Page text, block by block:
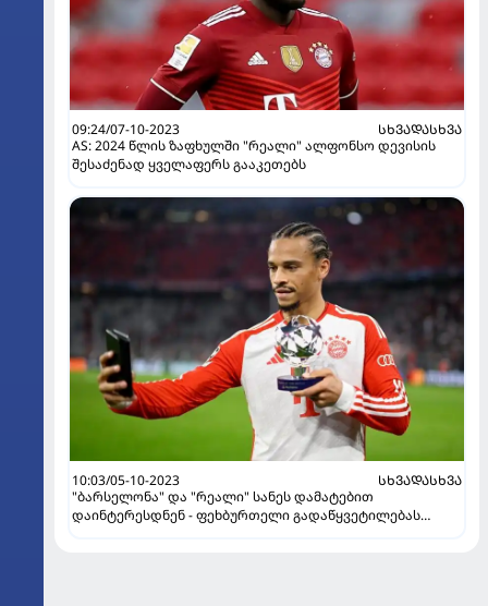
09:24/07-10-2023
ᲡᲮᲕᲐᲓᲐᲡᲮᲕᲐ
AS: 2024 წლის ზაფხულში "რეალი" ალფონსო დევისის
შესაძენად ყველაფერს გააკეთებს
10:03/05-10-2023
ᲡᲮᲕᲐᲓᲐᲡᲮᲕᲐ
"ბარსელონა" და "რეალი" სანეს დამატებით
დაინტერესდნენ - ფეხბურთელი გადაწყვეტილებას